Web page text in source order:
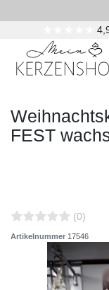
FEST
(0)
Artikelnummer 17546